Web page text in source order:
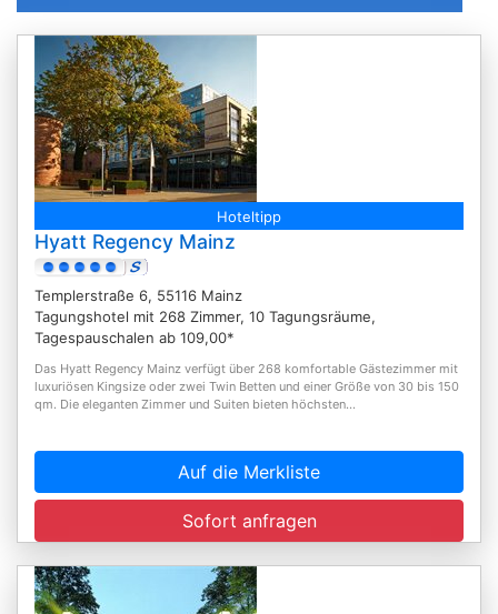
Hoteltipp
Hyatt Regency Mainz
Templerstraße 6, 55116 Mainz
Tagungshotel mit 268 Zimmer, 10 Tagungsräume,
Tagespauschalen ab 109,00*
Das Hyatt Regency Mainz verfügt über 268 komfortable Gästezimmer mit
luxuriösen Kingsize oder zwei Twin Betten und einer Größe von 30 bis 150
qm. Die eleganten Zimmer und Suiten bieten höchsten...
Auf die Merkliste
Sofort anfragen